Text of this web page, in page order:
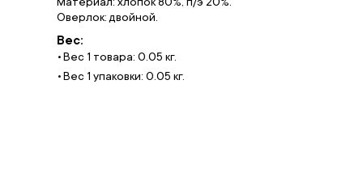
Оверлок: двойной.
Вес:
Вес 1 товара: 0.05 кг.
Вес 1 упаковки: 0.05 кг.